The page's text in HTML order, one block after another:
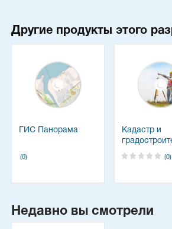
Другие продукты этого
ГИС Панорама
(0)
Кадастр и
(0)
Недавно вы смотрели